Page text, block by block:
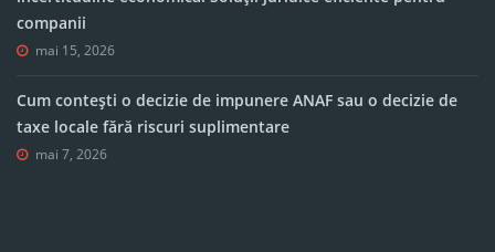
companii
mai 15, 2026
Cum contești o decizie de impunere ANAF sau o decizie de
taxe locale fără riscuri suplimentare
mai 7, 2026